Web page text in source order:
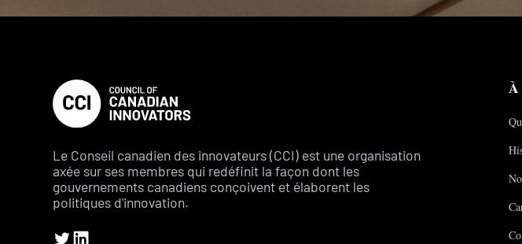
Le Conseil canadien des innovateurs (CCI) est une organisation
axée sur ses membres qui redéfinit la façon dont les
gouvernements canadiens conçoivent et élaborent les
politiques d'innovation.
À